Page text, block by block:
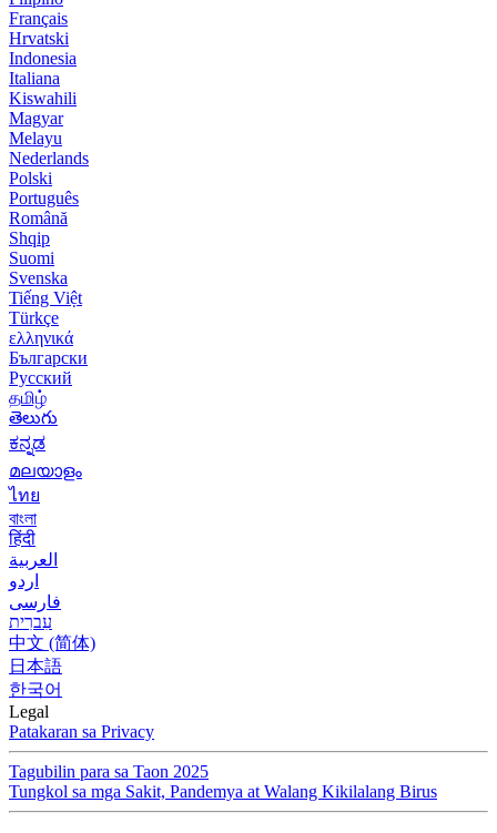
Français
Hrvatski
Indonesia
Italiana
Kiswahili
Magyar
Melayu
Nederlands
Polski
Português
Română
Shqip
Suomi
Svenska
Tiếng Việt
Türkçe
ελληνικά
Български
Русский
தமிழ்
తెలుగు
ಕನ್ನಡ
മലയാളം
ไทย
বাংলা
हिंदी
العربية
اردو
فارسی
עִברִית
中文 (简体)
日本語
한국어
Legal
Patakaran sa Privacy
Tagubilin para sa Taon 2025
Tungkol sa mga Sakit, Pandemya at Walang Kikilalang Birus